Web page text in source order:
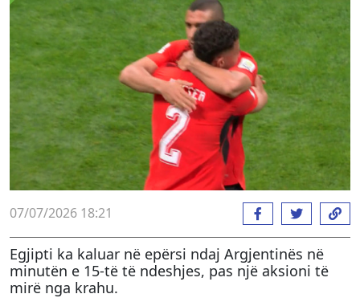
07/07/2026 18:21
Egjipti ka kaluar në epërsi ndaj Argjentinës në
minutën e 15-të të ndeshjes, pas një aksioni të
mirë nga krahu.